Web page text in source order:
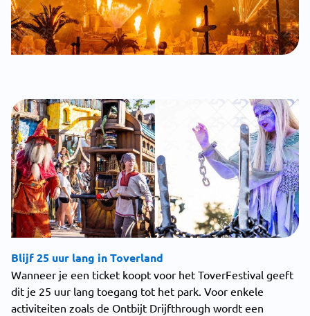
Blijf 25 uur lang in Toverland
Wanneer je een ticket koopt voor het ToverFestival geeft
dit je 25 uur lang toegang tot het park. Voor enkele
activiteiten zoals de Ontbijt Drijfthrough wordt een